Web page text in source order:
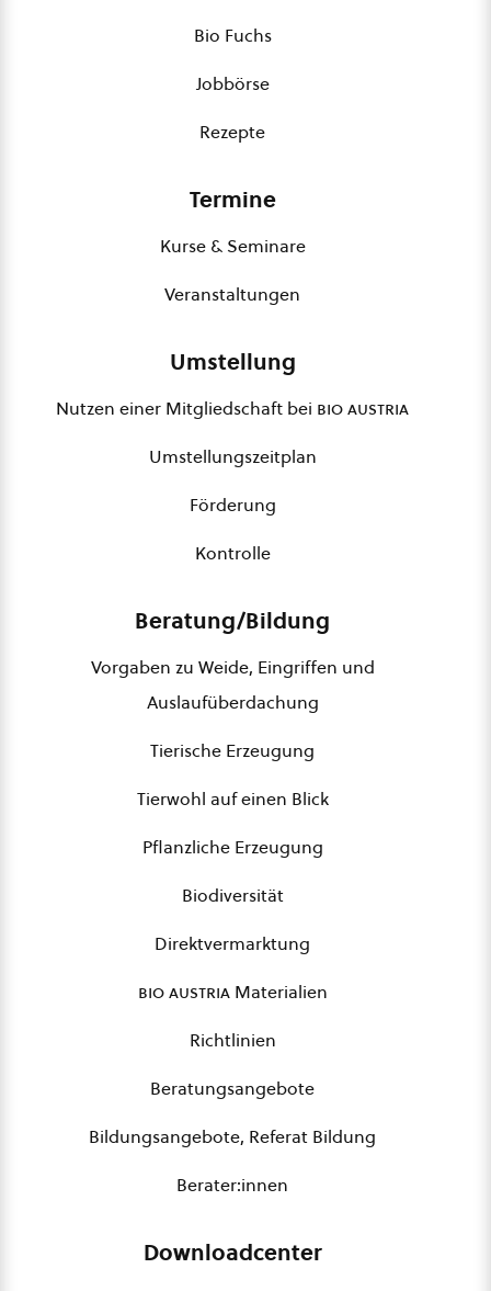
Bio Fuchs
Jobbörse
Rezepte
Termine
Kurse & Seminare
Veranstaltungen
Umstellung
Nutzen einer Mitgliedschaft bei bio austria
Umstellungszeitplan
Förderung
Kontrolle
Beratung/Bildung
Vorgaben zu Weide, Eingriffen und
Auslaufüberdachung
Tierische Erzeugung
Tierwohl auf einen Blick
Pflanzliche Erzeugung
Biodiversität
Direktvermarktung
bio austriaMaterialien
Richtlinien
Beratungsangebote
Bildungsangebote, Referat Bildung
Berater:innen
Downloadcenter